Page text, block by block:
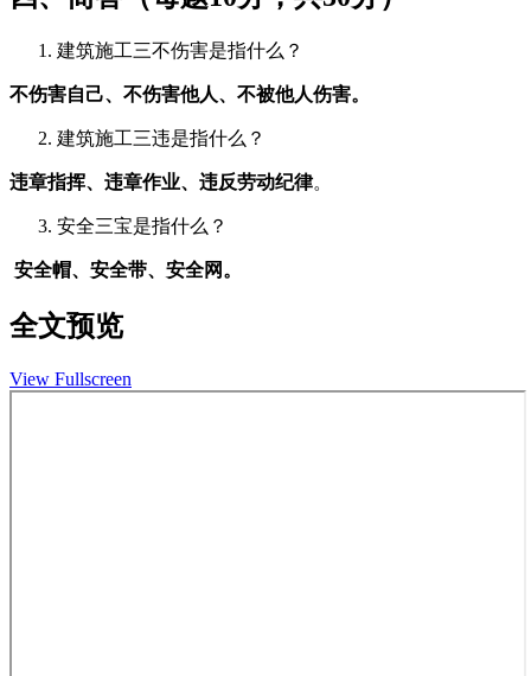
建筑施工三不伤害是指什么？
不伤害自己、不伤害他人、不被他人伤害。
建筑施工三违是指什么？
违章指挥、违章作业、违反劳动纪律。
安全三宝是指什么？
安全帽、安全带、安全网。
全文预览
View Fullscreen